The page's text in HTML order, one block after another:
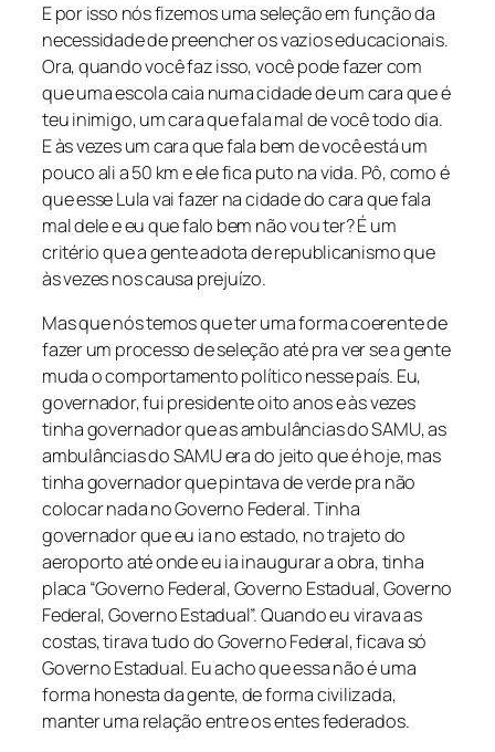
E por isso nós fizemos uma seleção em função da
necessidade de preencher os vazios educacionais.
Ora, quando você faz isso, você pode fazer com
que uma escola caia numa cidade de um cara que é
teu inimigo, um cara que fala mal de você todo dia.
E às vezes um cara que fala bem de você está um
pouco ali a 50 km e ele fica puto na vida. Pô, como é
que esse Lula vai fazer na cidade do cara que fala
mal dele e eu que falo bem não vou ter? É um
critério que a gente adota de republicanismo que
às vezes nos causa prejuízo.
Mas que nós temos que ter uma forma coerente de
fazer um processo de seleção até pra ver se a gente
muda o comportamento político nesse país. Eu,
governador, fui presidente oito anos e às vezes
tinha governador que as ambulâncias do SAMU, as
ambulâncias do SAMU era do jeito que é hoje, mas
tinha governador que pintava de verde pra não
colocar nada no Governo Federal. Tinha
governador que eu ia no estado, no trajeto do
aeroporto até onde eu ia inaugurar a obra, tinha
placa “Governo Federal, Governo Estadual, Governo
Federal, Governo Estadual”. Quando eu virava as
costas, tirava tudo do Governo Federal, ficava só
Governo Estadual. Eu acho que essa não é uma
forma honesta da gente, de forma civilizada,
manter uma relação entre os entes federados.